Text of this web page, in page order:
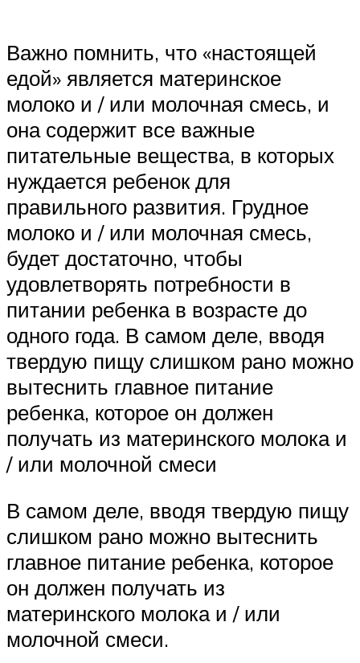
Важно помнить, что «настоящей
едой» является материнское
молоко и / или молочная смесь, и
она содержит все важные
питательные вещества, в которых
нуждается ребенок для
правильного развития. Грудное
молоко и / или молочная смесь,
будет достаточно, чтобы
удовлетворять потребности в
питании ребенка в возрасте до
одного года. В самом деле, вводя
твердую пищу слишком рано можно
вытеснить главное питание
ребенка, которое он должен
получать из материнского молока и
/ или молочной смеси
В самом деле, вводя твердую пищу
слишком рано можно вытеснить
главное питание ребенка, которое
он должен получать из
материнского молока и / или
молочной смеси.